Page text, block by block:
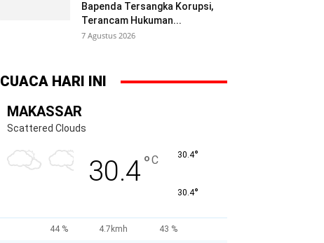
Bapenda Tersangka Korupsi,
Terancam Hukuman...
7 Agustus 2026
CUACA HARI INI
MAKASSAR
Scattered Clouds
30.4°C 30.4°
30.4°
44 % 4.7kmh 43 %